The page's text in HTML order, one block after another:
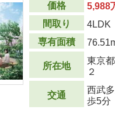
価格
5,988
間取り
4LDK
専有面積
所在地
東京
２
交通
西武
歩5分